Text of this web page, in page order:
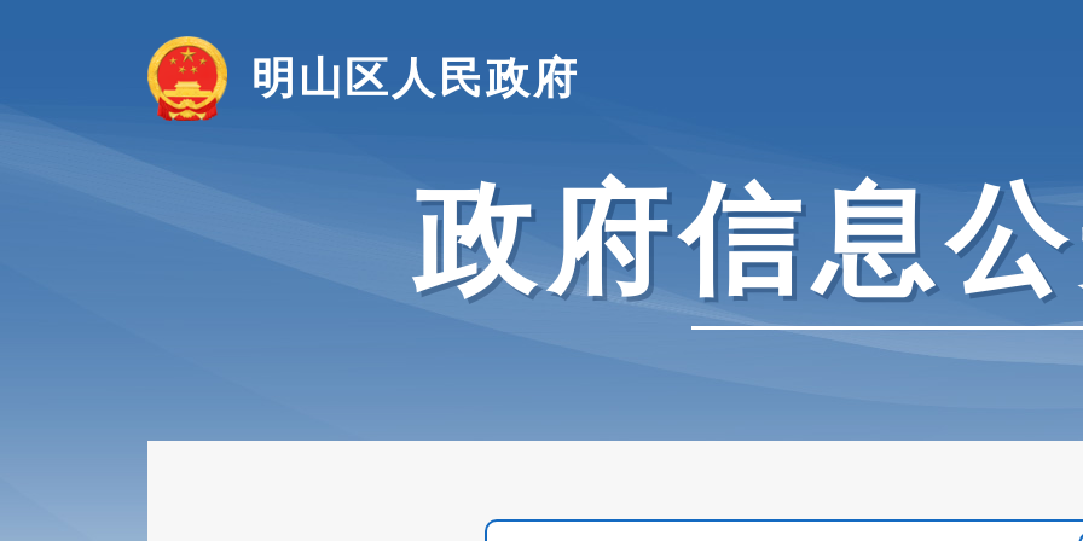
明山区人民政府
政府信息